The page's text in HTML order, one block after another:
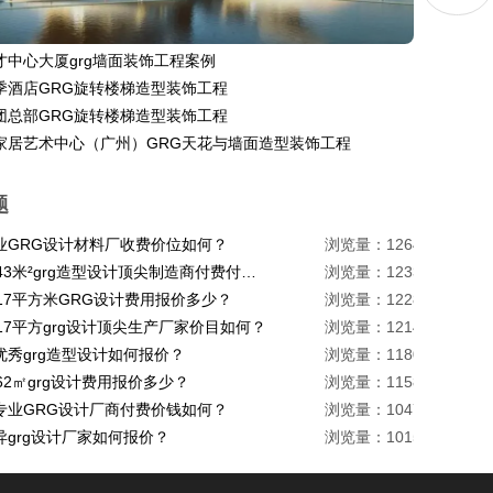
中心大厦grg墙面装饰工程案例
酒店GRG旋转楼梯造型装饰工程
总部GRG旋转楼梯造型装饰工程
居艺术中心（广州）GRG天花与墙面造型装饰工程
GRG设计材料厂收费价位如何？
浏览量：1264
浏览量：1233
平方米GRG设计费用报价多少？
浏览量：1228
平方grg设计顶尖生产厂家价目如何？
浏览量：1214
秀grg造型设计如何报价？
浏览量：1180
㎡grg设计费用报价多少？
浏览量：1158
业GRG设计厂商付费价钱如何？
浏览量：1047
grg设计厂家如何报价？
浏览量：1015